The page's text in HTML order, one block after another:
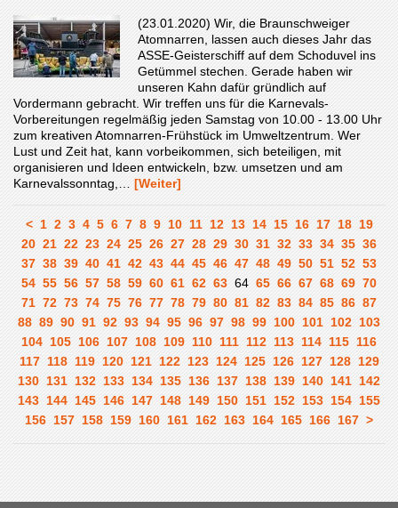
(23.01.2020) Wir, die Braunschweiger
Atomnarren, lassen auch dieses Jahr das
ASSE-Geisterschiff auf dem Schoduvel ins
Getümmel stechen. Gerade haben wir
unseren Kahn dafür gründlich auf
Vordermann gebracht. Wir treffen uns für die Karnevals-
Vorbereitungen regelmäßig jeden Samstag von 10.00 - 13.00 Uhr
zum kreativen Atomnarren-Frühstück im Umweltzentrum. Wer
Lust und Zeit hat, kann vorbeikommen, sich beteiligen, mit
organisieren und Ideen entwickeln, bzw. umsetzen und am
Karnevalssonntag,… [Weiter]
< 1 2 3 4 5 6 7 8 9 10 11 12 13 14 15 16 17 18 19
20 21 22 23 24 25 26 27 28 29 30 31 32 33 34 35 36
37 38 39 40 41 42 43 44 45 46 47 48 49 50 51 52 53
54 55 56 57 58 59 60 61 62 63 64 65 66 67 68 69 70
71 72 73 74 75 76 77 78 79 80 81 82 83 84 85 86 87
88 89 90 91 92 93 94 95 96 97 98 99 100 101 102 103
104 105 106 107 108 109 110 111 112 113 114 115 116
117 118 119 120 121 122 123 124 125 126 127 128 129
130 131 132 133 134 135 136 137 138 139 140 141 142
143 144 145 146 147 148 149 150 151 152 153 154 155
156 157 158 159 160 161 162 163 164 165 166 167 >